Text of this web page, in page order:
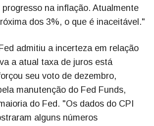
progresso na inflação. Atualmente
dos 3%, o que é inaceitável."
admitiu a incerteza em relação
a atual taxa de juros está
seu voto de dezembro,
manutenção do Fed Funds,
do Fed. "Os dados do CPI
alguns números